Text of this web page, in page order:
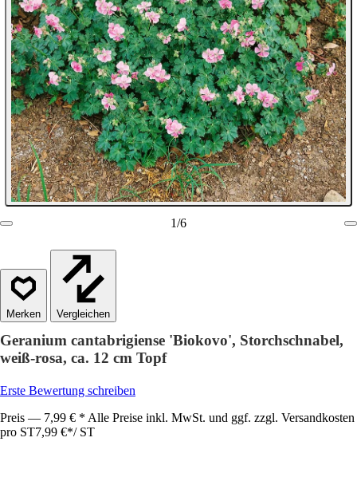
1/6
Vergleichen
Geranium cantabrigiense 'Biokovo', Storchschnabel,
weiß-rosa, ca. 12 cm Topf
Erste Bewertung schreiben
Preis — 7,99 € * Alle Preise inkl. MwSt. und ggf. zzgl. Versandkosten
pro ST7,99 €*/ ST